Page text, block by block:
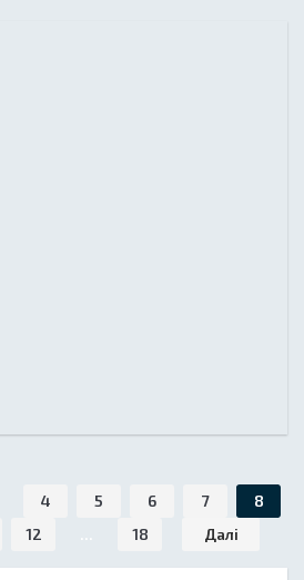
4 5 6 7
8
12 18 Далі